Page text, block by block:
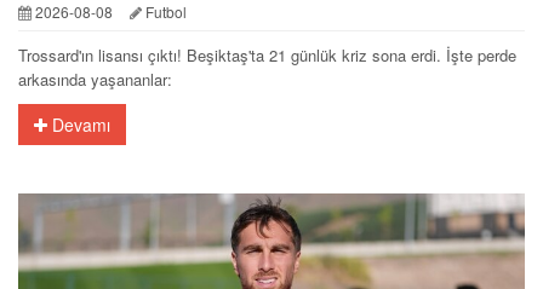
2026-08-08 Futbol
Trossard'ın lisansı çıktı! Beşiktaş'ta 21 günlük kriz sona erdi. İşte perde
arkasında yaşananlar:
Devamı